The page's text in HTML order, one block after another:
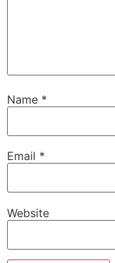
Name *
Email *
Website